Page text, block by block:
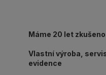
Máme 20 let
Vlastní výroba,
evidence